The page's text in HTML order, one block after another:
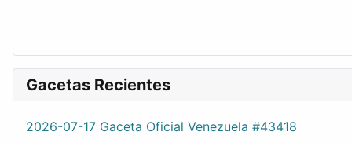
Gacetas Recientes
2026-07-17 Gaceta Oficial Venezuela #43418